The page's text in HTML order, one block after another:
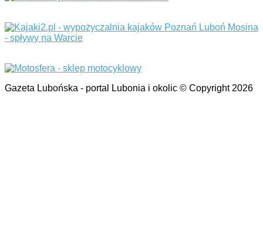
Gazeta Lubońska - portal Lubonia i okolic © Copyright 2026